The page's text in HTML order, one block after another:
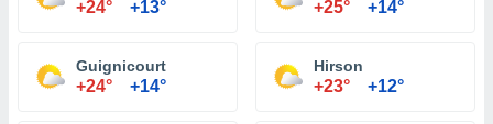
+24° +13° +25° +14°
Guignicourt
+24° +14°
Hirson
+23° +12°